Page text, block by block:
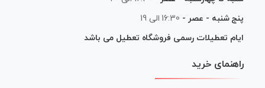
پنج شنبه - عصر - 16:30 الی 19
ایام تعطیلات رسمی فروشگاه تعطیل می باشد
راهنمای خرید